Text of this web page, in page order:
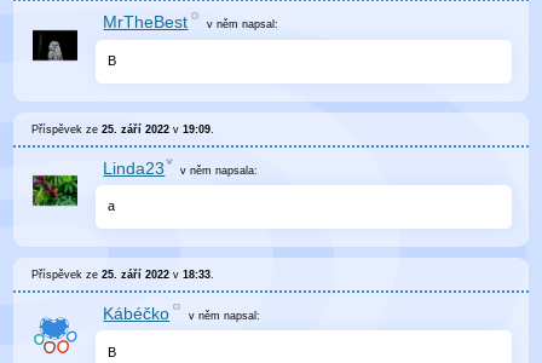
MrTheBest v němnapsal:
B
Příspěvek ze25. září 2022 v19:09
Linda23 v něm napsala:
a
Příspěvek ze25. září 2022 v18:33.
Kábéčko v němnapsal:
B